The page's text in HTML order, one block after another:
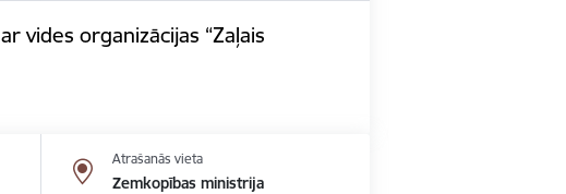
vides organizācijas “Zaļais
Atrašanās vieta
Zemkopības ministrija